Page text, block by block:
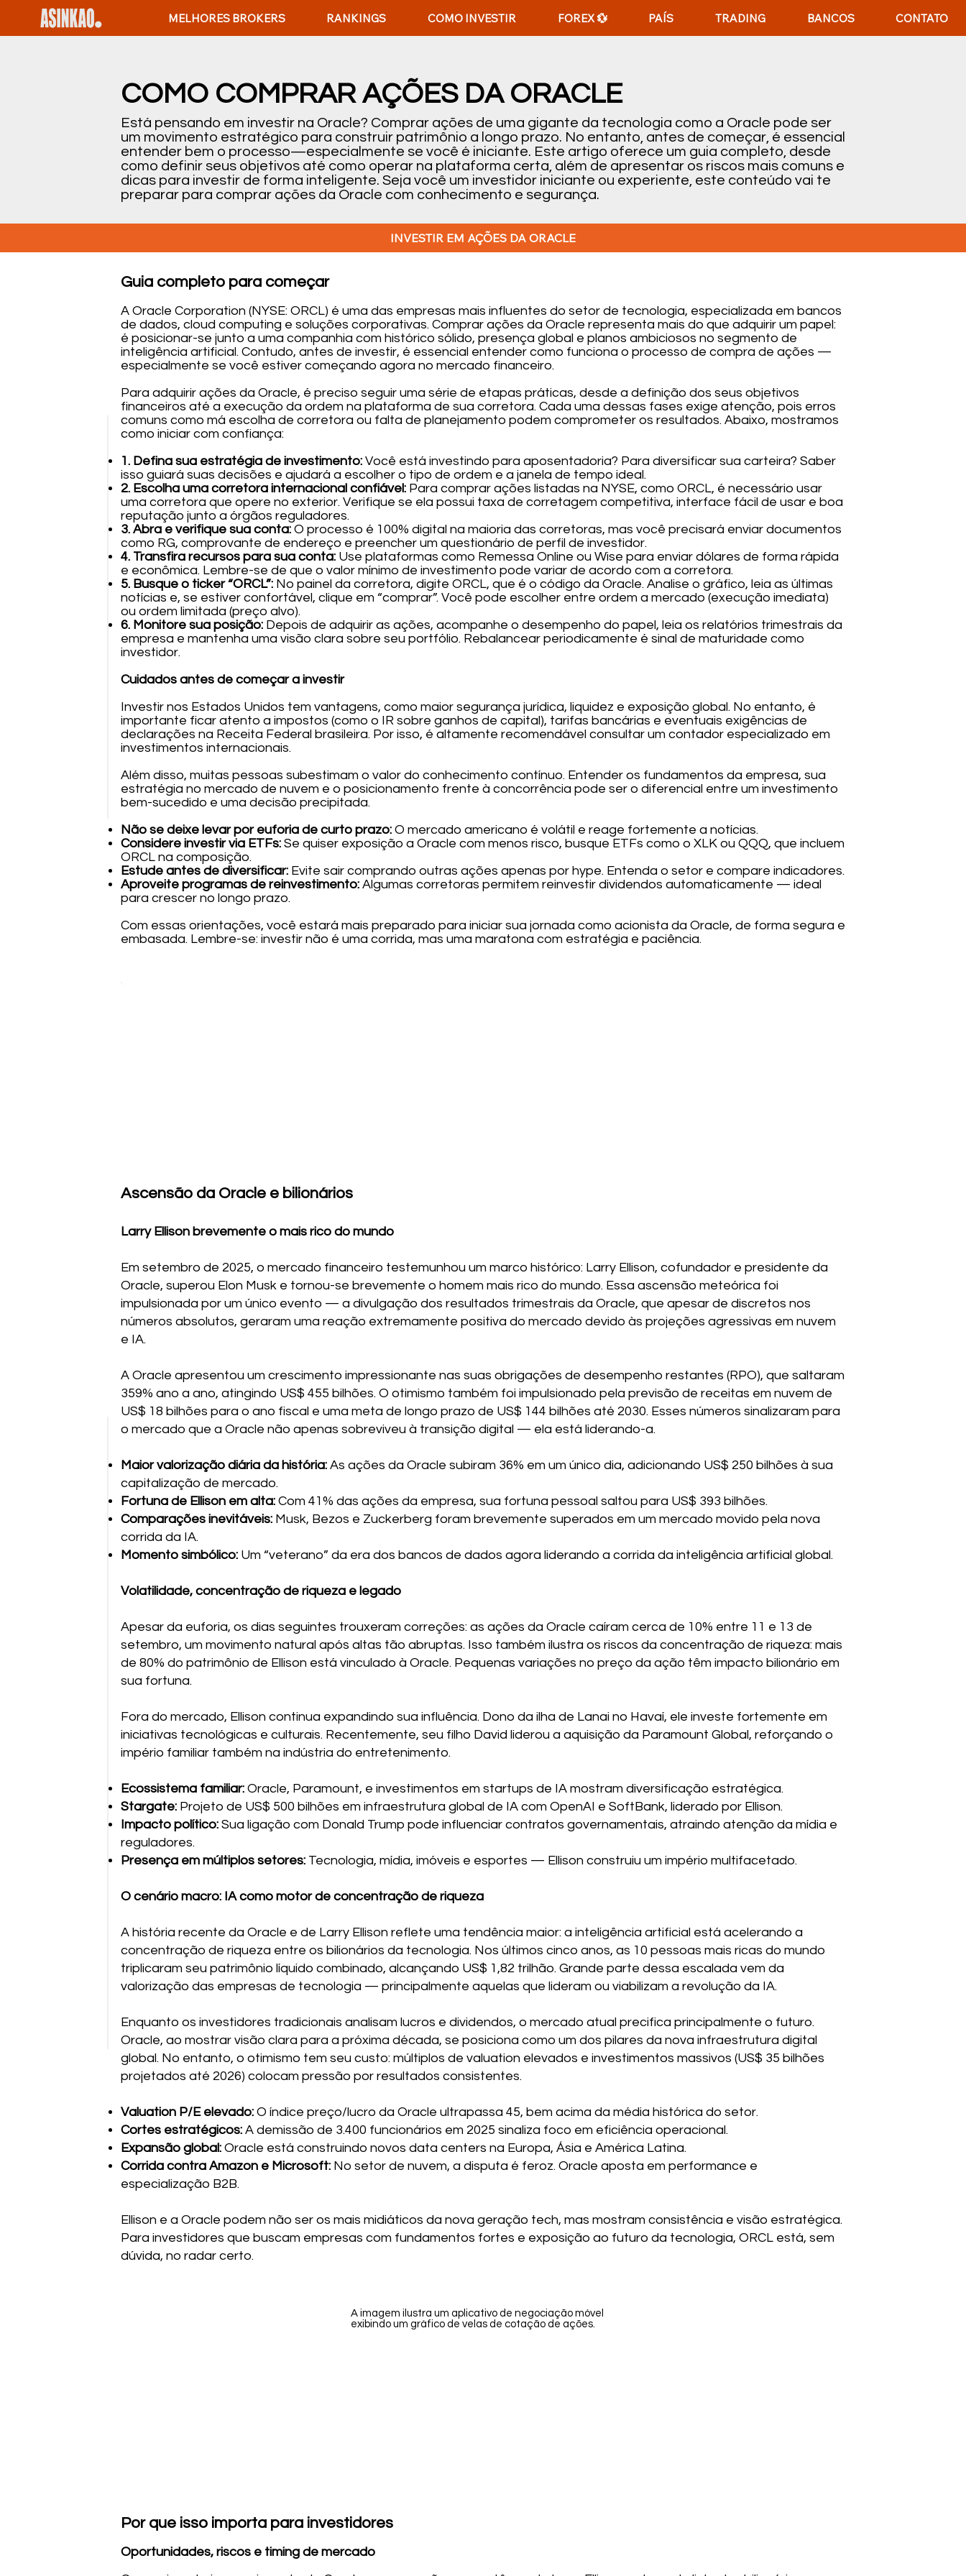
MELHORES BROKERS RANKINGS COMO INVESTIR FOREX 💱 PAÍS TRADING BANCOS CONTATO
COMO COMPRAR AÇÕES DA ORACLE
Está pensando em investir na Oracle? Comprar ações de uma gigante da tecnologia como a Oracle pode ser
um movimento estratégico para construir patrimônio a longo prazo. No entanto, antes de começar, é essencial
entender bem o processo—especialmente se você é iniciante. Este artigo oferece um guia completo, desde
como definir seus objetivos até como operar na plataforma certa, além de apresentar os riscos mais comuns e
dicas para investir de forma inteligente. Seja você um investidor iniciante ou experiente, este conteúdo vai te
preparar para comprar ações da Oracle com conhecimento e segurança.
Guia completo para começar
A Oracle Corporation (NYSE: ORCL) é uma das empresas mais influentes do setor de tecnologia, especializada em bancos
de dados, cloud computing e soluções corporativas. Comprar ações da Oracle representa mais do que adquirir um papel:
é posicionar-se junto a uma companhia com histórico sólido, presença global e planos ambiciosos no segmento de
inteligência artificial. Contudo, antes de investir, é essencial entender como funciona o processo de compra de ações —
especialmente se você estiver começando agora no mercado financeiro.
Para adquirir ações da Oracle, é preciso seguir uma série de etapas práticas, desde a definição dos seus objetivos
financeiros até a execução da ordem na plataforma de sua corretora. Cada uma dessas fases exige atenção, pois erros
comuns como má escolha de corretora ou falta de planejamento podem comprometer os resultados. Abaixo, mostramos
como iniciar com confiança:
1. Defina sua estratégia de investimento: Você está investindo para aposentadoria? Para diversificar sua carteira? Saber
isso guiará suas decisões e ajudará a escolher o tipo de ordem e a janela de tempo ideal.
2. Escolha uma corretora internacional confiável: Para comprar ações listadas na NYSE, como ORCL, é necessário usar
uma corretora que opere no exterior. Verifique se ela possui taxa de corretagem competitiva, interface fácil de usar e boa
reputação junto a órgãos reguladores.
3. Abra e verifique sua conta: O processo é 100% digital na maioria das corretoras, mas você precisará enviar documentos
como RG, comprovante de endereço e preencher um questionário de perfil de investidor.
4. Transfira recursos para sua conta: Use plataformas como Remessa Online ou Wise para enviar dólares de forma rápida
e econômica. Lembre-se de que o valor mínimo de investimento pode variar de acordo com a corretora.
5. Busque o ticker “ORCL”: No painel da corretora, digite ORCL, que é o código da Oracle. Analise o gráfico, leia as últimas
notícias e, se estiver confortável, clique em “comprar”. Você pode escolher entre ordem a mercado (execução imediata)
ou ordem limitada (preço alvo).
6. Monitore sua posição: Depois de adquirir as ações, acompanhe o desempenho do papel, leia os relatórios trimestrais da
empresa e mantenha uma visão clara sobre seu portfólio. Rebalancear periodicamente é sinal de maturidade como
investidor.
Cuidados antes de começar a investir
Investir nos Estados Unidos tem vantagens, como maior segurança jurídica, liquidez e exposição global. No entanto, é
importante ficar atento a impostos (como o IR sobre ganhos de capital), tarifas bancárias e eventuais exigências de
declarações na Receita Federal brasileira. Por isso, é altamente recomendável consultar um contador especializado em
investimentos internacionais.
Além disso, muitas pessoas subestimam o valor do conhecimento contínuo. Entender os fundamentos da empresa, sua
estratégia no mercado de nuvem e o posicionamento frente à concorrência pode ser o diferencial entre um investimento
bem-sucedido e uma decisão precipitada.
Não se deixe levar por euforia de curto prazo: O mercado americano é volátil e reage fortemente a notícias.
Considere investir via ETFs: Se quiser exposição a Oracle com menos risco, busque ETFs como o XLK ou QQQ, que incluem
ORCL na composição.
Estude antes de diversificar: Evite sair comprando outras ações apenas por hype. Entenda o setor e compare indicadores.
Aproveite programas de reinvestimento: Algumas corretoras permitem reinvestir dividendos automaticamente — ideal
para crescer no longo prazo.
Com essas orientações, você estará mais preparado para iniciar sua jornada como acionista da Oracle, de forma segura e
embasada. Lembre-se: investir não é uma corrida, mas uma maratona com estratégia e paciência.
Ascensão da Oracle e bilionários
Larry Ellison brevemente o mais rico do mundo
Em setembro de 2025, o mercado financeiro testemunhou um marco histórico: Larry Ellison, cofundador e presidente da
Oracle, superou Elon Musk e tornou-se brevemente o homem mais rico do mundo. Essa ascensão meteórica foi
impulsionada por um único evento — a divulgação dos resultados trimestrais da Oracle, que apesar de discretos nos
números absolutos, geraram uma reação extremamente positiva do mercado devido às projeções agressivas em nuvem
e IA.
A Oracle apresentou um crescimento impressionante nas suas obrigações de desempenho restantes (RPO), que saltaram
359% ano a ano, atingindo US$ 455 bilhões. O otimismo também foi impulsionado pela previsão de receitas em nuvem de
US$ 18 bilhões para o ano fiscal e uma meta de longo prazo de US$ 144 bilhões até 2030. Esses números sinalizaram para
o mercado que a Oracle não apenas sobreviveu à transição digital — ela está liderando-a.
Maior valorização diária da história: As ações da Oracle subiram 36% em um único dia, adicionando US$ 250 bilhões à sua
capitalização de mercado.
Fortuna de Ellison em alta: Com 41% das ações da empresa, sua fortuna pessoal saltou para US$ 393 bilhões.
Comparações inevitáveis: Musk, Bezos e Zuckerberg foram brevemente superados em um mercado movido pela nova
corrida da IA.
Momento simbólico: Um “veterano” da era dos bancos de dados agora liderando a corrida da inteligência artificial global.
Volatilidade, concentração de riqueza e legado
Apesar da euforia, os dias seguintes trouxeram correções: as ações da Oracle caíram cerca de 10% entre 11 e 13 de
setembro, um movimento natural após altas tão abruptas. Isso também ilustra os riscos da concentração de riqueza: mais
de 80% do patrimônio de Ellison está vinculado à Oracle. Pequenas variações no preço da ação têm impacto bilionário em
sua fortuna.
Fora do mercado, Ellison continua expandindo sua influência. Dono da ilha de Lanai no Havaí, ele investe fortemente em
iniciativas tecnológicas e culturais. Recentemente, seu filho David liderou a aquisição da Paramount Global, reforçando o
império familiar também na indústria do entretenimento.
Ecossistema familiar: Oracle, Paramount, e investimentos em startups de IA mostram diversificação estratégica.
Stargate: Projeto de US$ 500 bilhões em infraestrutura global de IA com OpenAI e SoftBank, liderado por Ellison.
Impacto político: Sua ligação com Donald Trump pode influenciar contratos governamentais, atraindo atenção da mídia e
reguladores.
Presença em múltiplos setores: Tecnologia, mídia, imóveis e esportes — Ellison construiu um império multifacetado.
O cenário macro: IA como motor de concentração de riqueza
A história recente da Oracle e de Larry Ellison reflete uma tendência maior: a inteligência artificial está acelerando a
concentração de riqueza entre os bilionários da tecnologia. Nos últimos cinco anos, as 10 pessoas mais ricas do mundo
triplicaram seu patrimônio líquido combinado, alcançando US$ 1,82 trilhão. Grande parte dessa escalada vem da
valorização das empresas de tecnologia — principalmente aquelas que lideram ou viabilizam a revolução da IA.
Enquanto os investidores tradicionais analisam lucros e dividendos, o mercado atual precifica principalmente o futuro.
Oracle, ao mostrar visão clara para a próxima década, se posiciona como um dos pilares da nova infraestrutura digital
global. No entanto, o otimismo tem seu custo: múltiplos de valuation elevados e investimentos massivos (US$ 35 bilhões
projetados até 2026) colocam pressão por resultados consistentes.
Valuation P/E elevado: O índice preço/lucro da Oracle ultrapassa 45, bem acima da média histórica do setor.
Cortes estratégicos: A demissão de 3.400 funcionários em 2025 sinaliza foco em eficiência operacional.
Expansão global: Oracle está construindo novos data centers na Europa, Ásia e América Latina.
Corrida contra Amazon e Microsoft: No setor de nuvem, a disputa é feroz. Oracle aposta em performance e
especialização B2B.
Ellison e a Oracle podem não ser os mais midiáticos da nova geração tech, mas mostram consistência e visão estratégica.
Para investidores que buscam empresas com fundamentos fortes e exposição ao futuro da tecnologia, ORCL está, sem
dúvida, no radar certo.
A imagem ilustra um aplicativo de negociação móvel
exibindo um gráfico de velas de cotação de ações.
Por que isso importa para investidores
Oportunidades, riscos e timing de mercado
INVESTIR EM AÇÕES DA ORACLE